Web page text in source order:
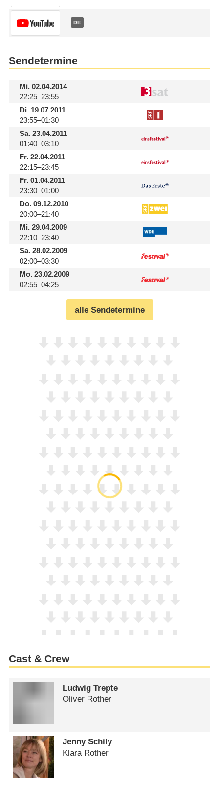
DE
Sendetermine
Mi.02.04.2014
22:25–23:55
Di.19.07.2011
23:55–01:30
Sa.23.04.2011
01:40–03:10
Fr.22.04.2011
22:15–23:45
Fr.01.04.2011
23:30–01:00
Do.09.12.2010
20:00–21:40
Mi.29.04.2009
22:10–23:40
Sa.28.02.2009
02:00–03:30
Mo.23.02.2009
02:55–04:25
alle Sendetermine
Cast & Crew
Ludwig Trepte
Oliver Rother
Jenny Schily
Klara Rother